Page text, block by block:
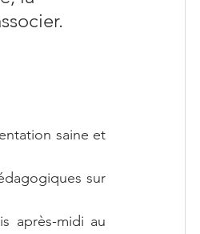
saine et
sur
après-midi au